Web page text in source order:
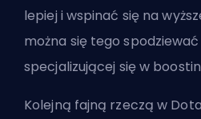
lepiej i wspinać się na
można się tego
specjalizującej się w
Kolejną fajną rzeczą w